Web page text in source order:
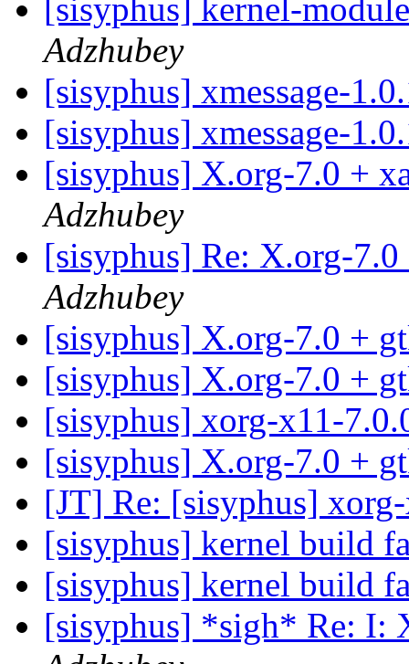
[sisyphus] kernel-
Adzhubey
[sisyphus] xmessage-
[sisyphus] xmessage-
[sisyphus] X.org-7.0 +
Adzhubey
[sisyphus] Re: X.org-
Adzhubey
[sisyphus] X.org-7.0 +
[sisyphus] X.org-7.0 +
[sisyphus] xorg-x11-
[sisyphus] X.org-7.0 +
[JT] Re: [sisyphus]
[sisyphus] kernel build
[sisyphus] kernel build
[sisyphus] *sigh* Re: I: